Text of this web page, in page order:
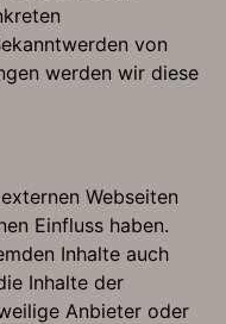
von
werden wir diese
Webseiten
Einfluss haben.
Inhalte auch
Inhalte der
Anbieter oder